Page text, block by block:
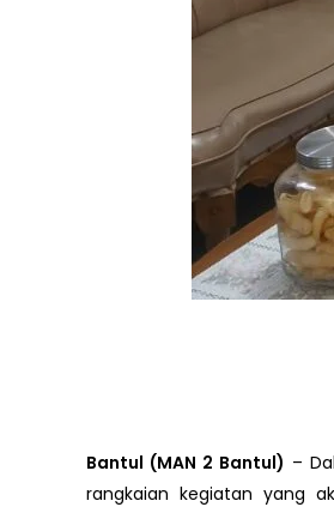
Bantul (MAN 2 Bantul) –
rangkaian kegiatan yang